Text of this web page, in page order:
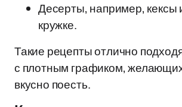
Десерты, например, кексы
кружке.
Такие рецепты отлично
с плотным графиком,
вкусно поесть.